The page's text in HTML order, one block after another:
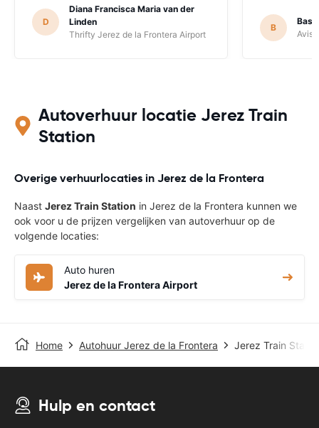
D
Diana Francisca Maria van der
Linden
Thrifty Jerez de la Frontera Airport
B
Bas
Avis
Autoverhuur locatie Jerez Train
Station
Overige verhuurlocaties in Jerez de la Frontera
Naast Jerez Train Station in Jerez de la Frontera kunnen we
ook voor u de prijzen vergelijken van autoverhuur op de
volgende locaties:
Auto huren
Jerez de la Frontera Airport
Home Autohuur Jerez de la Frontera Jerez Train
Hulp en contact